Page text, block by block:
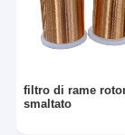
filtro di rame
smaltato